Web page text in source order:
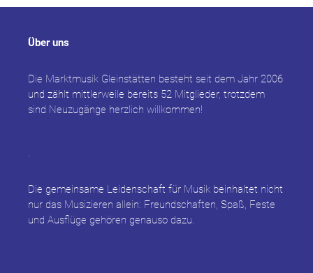
Über uns
Die Marktmusik Gleinstätten besteht seit dem Jahr 2006
und zählt mittlerweile bereits 52 Mitglieder, trotzdem
sind Neuzugänge herzlich willkommen!
.
Die gemeinsame Leidenschaft für Musik beinhaltet nicht
nur das Musizieren allein: Freundschaften, Spaß, Feste
und Ausflüge gehören genauso dazu.